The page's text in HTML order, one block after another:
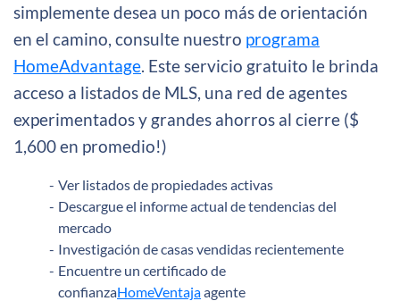
simplemente desea un poco más de orientación
en el camino, consulte nuestro programa
HomeAdvantage. Este servicio gratuito le brinda
acceso a listados de MLS, una red de agentes
experimentados y grandes ahorros al cierre ($
1,600 en promedio!)
Ver listados de propiedades activas
Descargue el informe actual de tendencias del
mercado
Investigación de casas vendidas recientemente
Encuentre un certificado de
confianzaHomeVentajaagente